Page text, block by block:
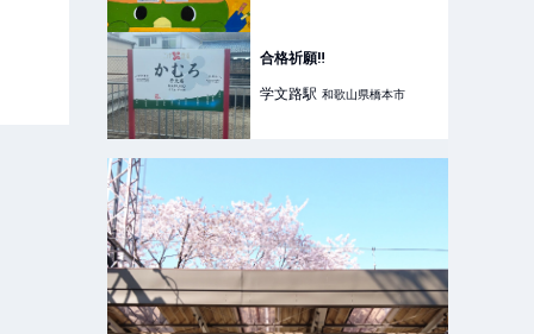
合格祈願‼️
学文路駅 和歌山県橋本市